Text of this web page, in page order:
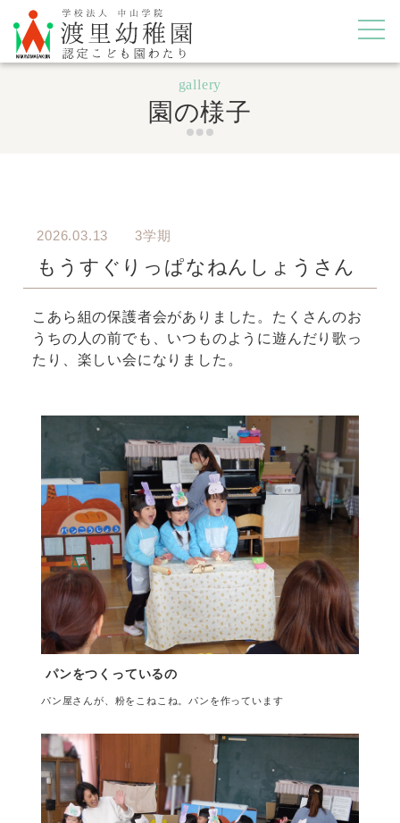
gallery
園の様子
2026.03.13 3学期
もうすぐりっぱなねんしょうさん
こあら組の保護者会がありました。たくさんのお
うちの人の前でも、いつものように遊んだり歌っ
たり、楽しい会になりました。
パンをつくっているの
パン屋さんが、粉をこねこね。パンを作っています